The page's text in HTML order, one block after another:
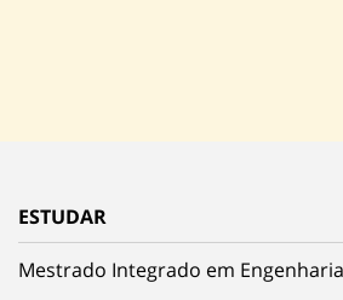
ESTUDAR
Mestrado Integrado em